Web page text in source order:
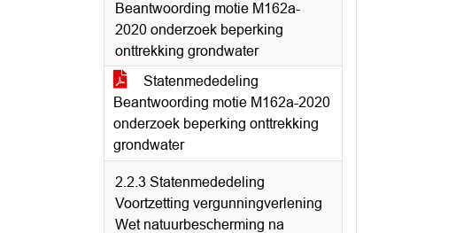
Beantwoording motie M162a-
2020 onderzoek beperking
onttrekking grondwater
Statenmededeling
Beantwoording motie M162a-2020
onderzoek beperking onttrekking
grondwater
2.2.3 Statenmededeling
Voortzetting vergunningverlening
Wet natuurbescherming na